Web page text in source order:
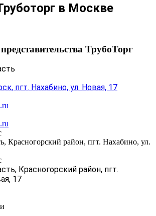
в Москве
ТрубоТорг
пгт. Нахабино, ул. Новая, 17
Красногорский район, пгт. Нахабино, ул.
Красногорский район, пгт.
17